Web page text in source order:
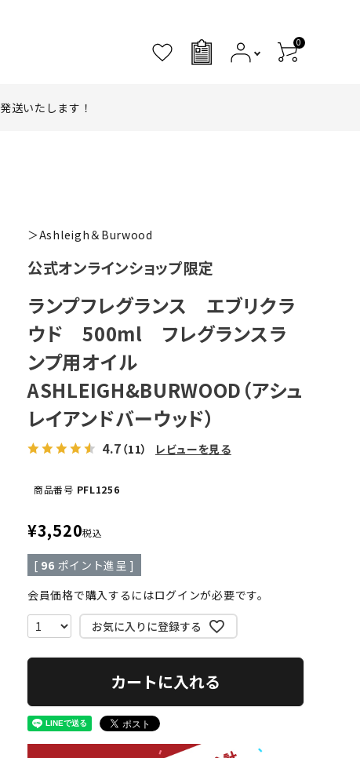
0
発送いたします！
＞Ashleigh＆Burwood
公式オンラインショップ限定
ランプフレグランス エブリクラ
ウド 500ml フレグランスラ
ンプ用オイル
ASHLEIGH&BURWOOD（アシュ
レイアンドバーウッド）
4.7 （11） レビューを見る
商品番号 PFL1256
¥3,520税込
[ 96 ポイント進呈 ]
会員価格で購入するにはログインが必要です。
お気に入りに登録する
カートに入れる